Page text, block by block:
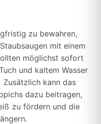
zu bewahren,
mit einem
möglichst sofort
und kaltem Wasser
kann das
dazu beitragen,
zu fördern und die